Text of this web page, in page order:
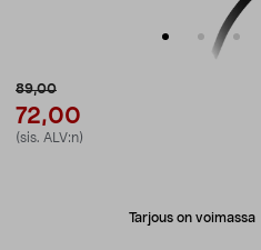
89,00
72,00
(sis. ALV:n)
Tarjous on voimassa